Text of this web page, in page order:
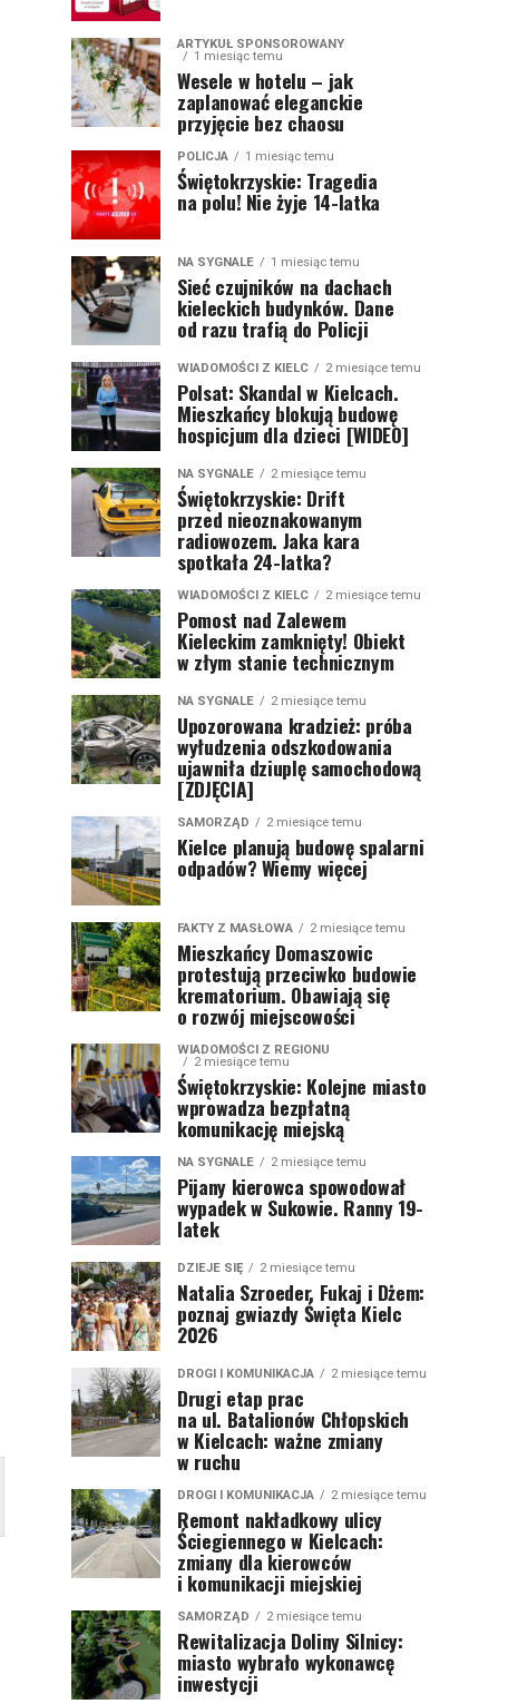
ARTYKUŁ SPONSOROWANY
1 miesiąc temu
Wesele w hotelu – jak
zaplanować eleganckie
przyjęcie bez chaosu
POLICJA 1 miesiąc temu
Świętokrzyskie: Tragedia
na polu! Nie żyje 14-latka
NA SYGNALE 1 miesiąc temu
Sieć czujników na dachach
kieleckich budynków. Dane
od razu trafią do Policji
WIADOMOŚCI Z KIELC 2 miesiące temu
Polsat: Skandal w Kielcach.
Mieszkańcy blokują budowę
hospicjum dla dzieci [WIDEO]
NA SYGNALE 2 miesiące temu
Świętokrzyskie: Drift
przed nieoznakowanym
radiowozem. Jaka kara
spotkała 24-latka?
WIADOMOŚCI Z KIELC 2 miesiące temu
Pomost nad Zalewem
Kieleckim zamknięty! Obiekt
w złym stanie technicznym
NA SYGNALE 2 miesiące temu
Upozorowana kradzież: próba
wyłudzenia odszkodowania
ujawniła dziuplę samochodową
[ZDJĘCIA]
SAMORZĄD 2 miesiące temu
Kielce planują budowę spalarni
odpadów? Wiemy więcej
FAKTY Z MASŁOWA 2 miesiące temu
Mieszkańcy Domaszowic
protestują przeciwko budowie
krematorium. Obawiają się
o rozwój miejscowości
WIADOMOŚCI Z REGIONU
2 miesiące temu
Świętokrzyskie: Kolejne miasto
wprowadza bezpłatną
komunikację miejską
NA SYGNALE 2 miesiące temu
Pijany kierowca spowodował
wypadek w Sukowie. Ranny 19-
latek
DZIEJE SIĘ 2 miesiące temu
Natalia Szroeder, Fukaj i Dżem:
poznaj gwiazdy Święta Kielc
2026
DROGI I KOMUNIKACJA 2 miesiące temu
Drugi etap prac
na ul. Batalionów Chłopskich
w Kielcach: ważne zmiany
w ruchu
DROGI I KOMUNIKACJA 2 miesiące temu
Remont nakładkowy ulicy
Ściegiennego w Kielcach:
zmiany dla kierowców
i komunikacji miejskiej
SAMORZĄD 2 miesiące temu
Rewitalizacja Doliny Silnicy:
miasto wybrało wykonawcę
inwestycji